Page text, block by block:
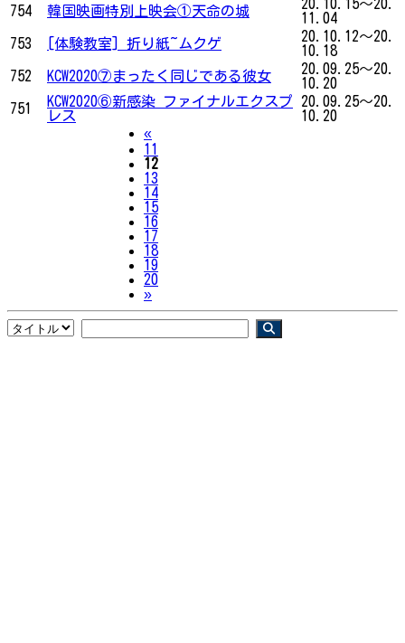
754 韓国映画特別上映会①天命の城
20.10.15～20.
11.04
753
[体験教室] 折り紙~ムクゲ
20.10.12～20.
10.18
752
KCW2020⑦まったく同じである彼女
20.09.25～20.
10.20
751
KCW2020⑥新感染 ファイナルエクスプ
レス
20.09.25～20.
10.20
«Previous
11
12
13
14
15
16
17
18
19
20
»Next